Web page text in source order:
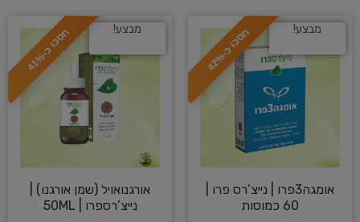
ח
ס
כ
ו
כ
-
4
2
% מבצע!
אומגה3פרו | נייצ’רס פרו |
60 כמוסות
ח
ס
כ
ו
כ
-
4
1
% מבצע!
אורגנואויל (שמן אורגנו) |
נייצ’רספרו | 50ML